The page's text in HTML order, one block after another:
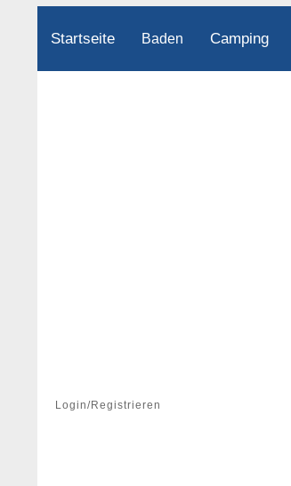
Startseite Baden Camping
Login/Registrieren